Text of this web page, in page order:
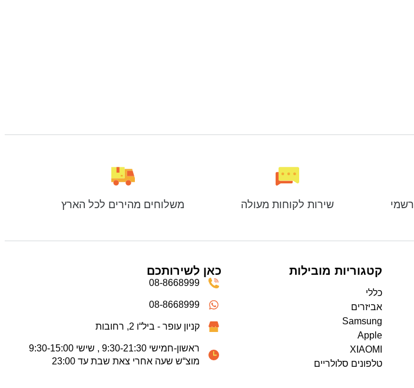
שירות לקוחות מעולה משלוחים מהירים לכל הארץ
קטגוריות מובילות
כללי
אביזרים
Samsung
Apple
XIAOMI
טלפונים סלולריים
כאן לשירותכם
08-8668999
08-8668999
קניון עופר - ביל“ו 2, רחובות
ראשון-חמישי 9:30-21:30 , שישי 9:30-15:00
מוצ“ש שעה אחרי צאת שבת עד 23:00